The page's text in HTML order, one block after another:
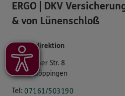
ERGO | DKV
& von Lünenschloß
Bezirksdirektion
Holzheimer Str. 8
73037 Göppingen
Tel: 07161/503190